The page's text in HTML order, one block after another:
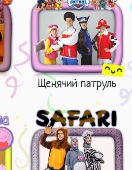
Щенячий патруль